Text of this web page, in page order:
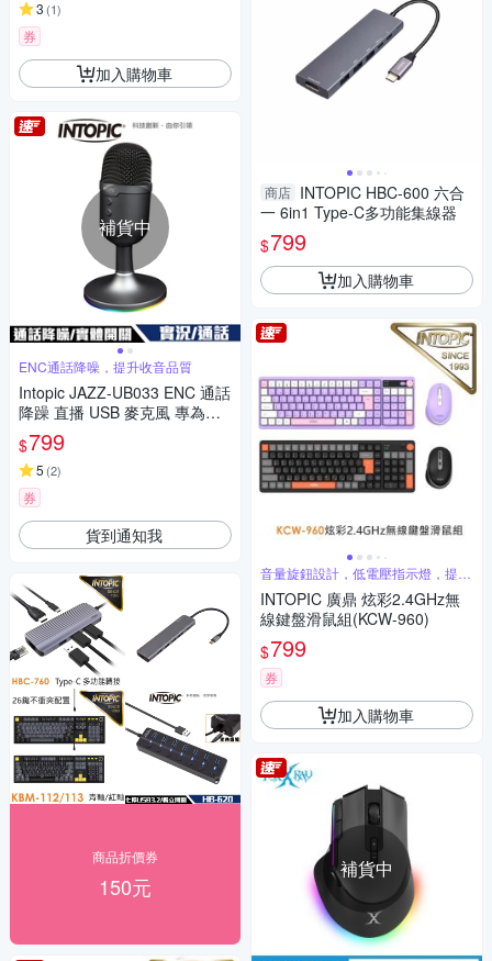
3 (1)
券
加入購物車
補貨中
ENC通話降噪，提升收音品質
Intopic JAZZ-UB033 ENC 通話
降躁 直播 USB 麥克風 專為實
況/通話軟體設計
$799
5 (2)
券
貨到通知我
商品折價券
150元
商店 INTOPIC HBC-600 六合
一 6in1 Type-C多功能集線器
$799
加入購物車
音量旋鈕設計，低電壓指示燈，提醒
更換電池
INTOPIC 廣鼎 炫彩2.4GHz無
線鍵盤滑鼠組(KCW-960)
$799
券
加入購物車
補貨中